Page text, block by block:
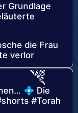
Grundlage
die Frau
verlor
💠 Die
#Torah